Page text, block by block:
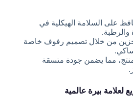
على السلامة الهيكلية في
والرطبة.
من خلال تصميم رفوف خاصة
مما يضمن جودة متسقة